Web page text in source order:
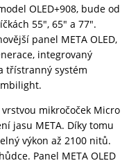
OLED+908, bude od
55″, 65″ a 77″.
panel META OLED,
integrovaný
třístranný systém
mikročoček Micro
jasu META. Díky tomu
výkon až 2100 nitů.
Panel META OLED